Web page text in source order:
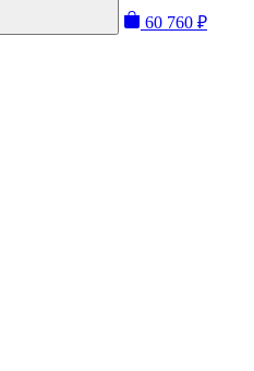
60 760 ₽